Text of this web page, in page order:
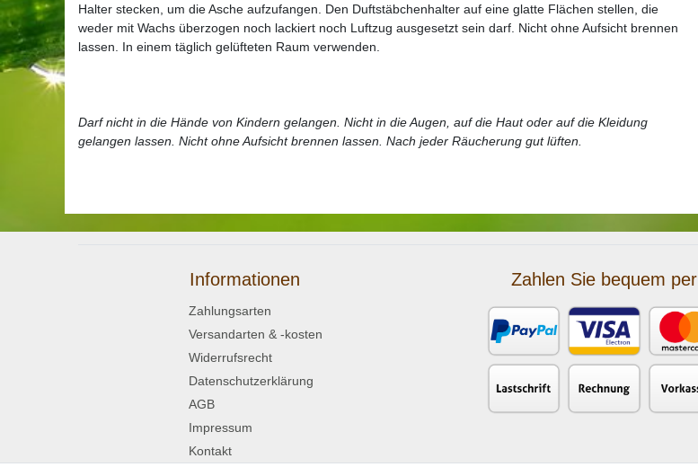
Halter stecken, um die Asche aufzufangen. Den Duftstäbchenhalter auf eine glatte Flächen stellen, die
weder mit Wachs überzogen noch lackiert noch Luftzug ausgesetzt sein darf. Nicht ohne Aufsicht brennen
lassen. In einem täglich gelüfteten Raum verwenden.
Darf nicht in die Hände von Kindern gelangen. Nicht in die Augen, auf die Haut oder auf die Kleidung
gelangen lassen. Nicht ohne Aufsicht brennen lassen. Nach jeder Räucherung gut lüften.
Informationen
Zahlungsarten
Versandarten & -kosten
Widerrufsrecht
Datenschutzerklärung
AGB
Impressum
Kontakt
Zahlen Sie bequem per